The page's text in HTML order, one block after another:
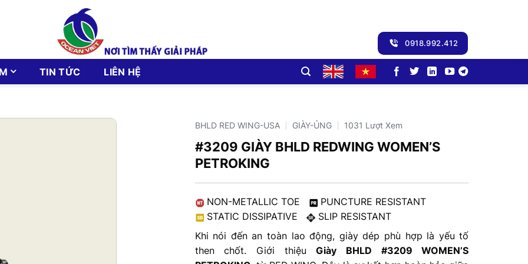
0918.992.412
TIN TỨC LIÊN HỆ
BHLD RED WING-USA GIÀY-ỦNG 1031 Lượt Xem
#3209 GIÀY BHLD REDWING WOMEN’S
PETROKING
NON-METALLIC TOE
PUNCTURE RESISTANT
STATIC DISSIPATIVE
SLIP RESISTANT
Khi nói đến an toàn lao động, giày dép phù hợp là yếu tố
then chốt. Giới thiệu Giày BHLD #3209 WOMEN’S